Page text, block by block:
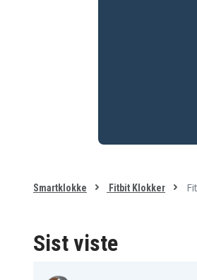
Smartklokke Fitbit Klokker
Sist viste